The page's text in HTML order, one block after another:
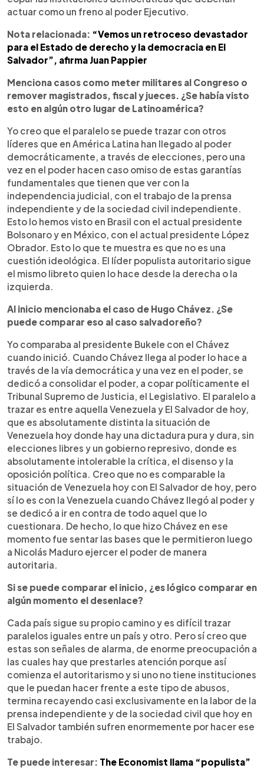
actuar como un freno al poder Ejecutivo.
Nota relacionada: “Vemos un retroceso devastador
para el Estado de derecho y la democracia en El
Salvador”, afirma Juan Pappier
Menciona casos como meter militares al Congreso o
remover magistrados, fiscal y jueces. ¿Se había visto
esto en algún otro lugar de Latinoamérica?
Yo creo que el paralelo se puede trazar con otros
líderes que en América Latina han llegado al poder
democráticamente, a través de elecciones, pero una
vez en el poder hacen caso omiso de estas garantías
fundamentales que tienen que ver con la
independencia judicial, con el trabajo de la prensa
independiente y de la sociedad civil independiente.
Esto lo hemos visto en Brasil con el actual presidente
Bolsonaro y en México, con el actual presidente López
Obrador. Esto lo que te muestra es que no es una
cuestión ideológica. El líder populista autoritario sigue
el mismo libreto quien lo hace desde la derecha o la
izquierda.
Al inicio mencionaba el caso de Hugo Chávez. ¿Se
puede comparar eso al caso salvadoreño?
Yo comparaba al presidente Bukele con el Chávez
cuando inició. Cuando Chávez llega al poder lo hace a
través de la vía democrática y una vez en el poder, se
dedicó a consolidar el poder, a copar políticamente el
Tribunal Supremo de Justicia, el Legislativo. El paralelo a
trazar es entre aquella Venezuela y El Salvador de hoy,
que es absolutamente distinta la situación de
Venezuela hoy donde hay una dictadura pura y dura, sin
elecciones libres y un gobierno represivo, donde es
absolutamente intolerable la crítica, el disenso y la
oposición política. Creo que no es comparable la
situación de Venezuela hoy con El Salvador de hoy, pero
sí lo es con la Venezuela cuando Chávez llegó al poder y
se dedicó a ir en contra de todo aquel que lo
cuestionara. De hecho, lo que hizo Chávez en ese
momento fue sentar las bases que le permitieron luego
a Nicolás Maduro ejercer el poder de manera
autoritaria.
Si se puede comparar el inicio, ¿es lógico comparar en
algún momento el desenlace?
Cada país sigue su propio camino y es difícil trazar
paralelos iguales entre un país y otro. Pero sí creo que
estas son señales de alarma, de enorme preocupación a
las cuales hay que prestarles atención porque así
comienza el autoritarismo y si uno no tiene instituciones
que le puedan hacer frente a este tipo de abusos,
termina recayendo casi exclusivamente en la labor de la
prensa independiente y de la sociedad civil que hoy en
El Salvador también sufren enormemente por hacer ese
trabajo.
Te puede interesar: The Economist llama “populista”